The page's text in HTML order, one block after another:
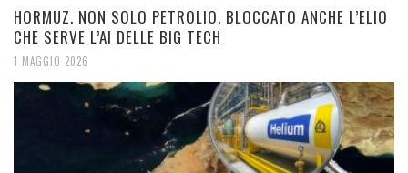
HORMUZ. NON SOLO PETROLIO. BLOCCATO ANCHE L’ELIO
CHE SERVE L’AI DELLE BIG TECH
1 MAGGIO 2026